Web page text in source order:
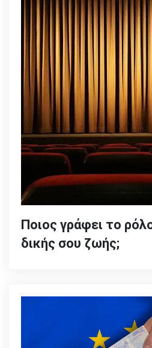
Ποιος γράφει το
δικής σου ζωής;